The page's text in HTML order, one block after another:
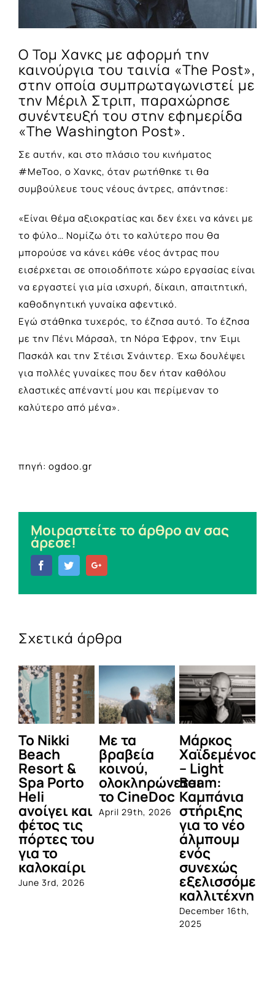
Ο Τομ Χανκς με αφορμή την
καινούργια του ταινία «The Post»,
στην οποία συμπρωταγωνιστεί με
την Μέριλ Στριπ, παραχώρησε
συνέντευξή του στην εφημερίδα
«The Washington Post».
Σε αυτήν, και στο πλάσιο του κινήματος
#MeToo, ο Χανκς, όταν ρωτήθηκε τι θα
συμβούλευε τους νέους άντρες, απάντησε:
«Είναι θέμα αξιοκρατίας και δεν έχει να κάνει με
το φύλο… Νομίζω ότι το καλύτερο που θα
μπορούσε να κάνει κάθε νέος άντρας που
εισέρχεται σε οποιοδήποτε χώρο εργασίας είναι
να εργαστεί για μία ισχυρή, δίκαιη, απαιτητική,
καθοδηγητική γυναίκα αφεντικό.
Εγώ στάθηκα τυχερός, το έζησα αυτό. Το έζησα
με την Πένι Μάρσαλ, τη Νόρα Έφρον, την Έιμι
Πασκάλ και την Στέισι Σνάιντερ. Έχω δουλέψει
για πολλές γυναίκες που δεν ήταν καθόλου
ελαστικές απέναντί μου και περίμεναν το
καλύτερο από μένα».
πηγή: ogdoo.gr
Μοιραστείτε το άρθρο αν σας
άρεσε!
FacebookTwitter
Σχετικά άρθρα
To Nikki
Beach
Resort &
Spa Porto
Heli
ανοίγει και
φέτος τις
πόρτες του
για το
καλοκαίρι
June 3rd, 2026
Με τα
βραβεία
κοινού,
ολοκληρώνεται
το CineDoc
April 29th, 2026
Μάρκος
Χαϊδεμένος
– Light
Beam:
Καμπάνια
στήριξης
για το νέο
άλμπουμ
ενός
συνεχώς
καλλιτέχνη
December 16th,
2025